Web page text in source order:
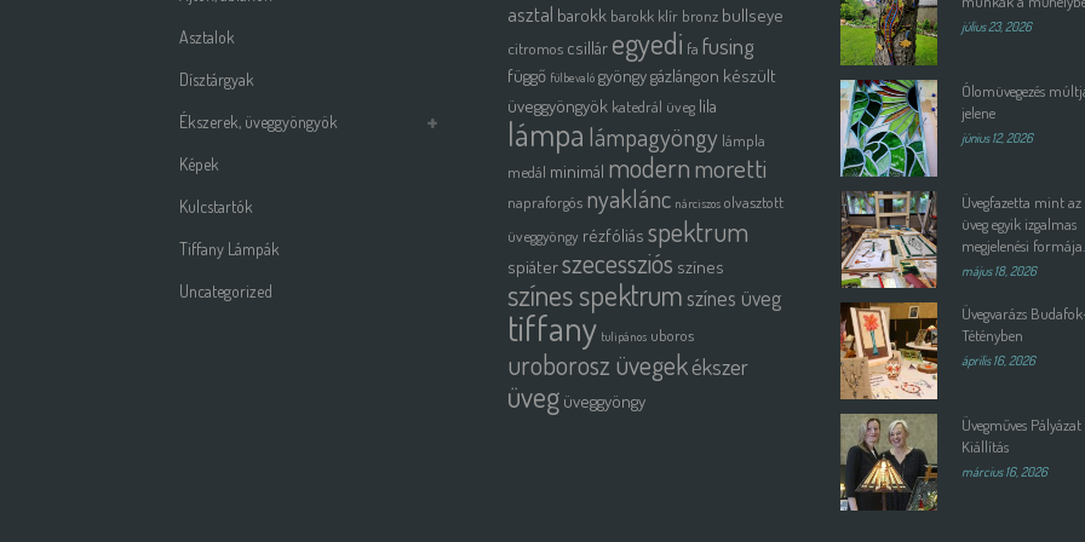
Asztalok
Dísztárgyak
Ékszerek, üveggyöngyök
Képek
Kulcstartók
Tiffany Lámpák
Uncategorized
asztal barokk barokk klír bronz bullseye
citromos csillár egyedi fa fusing
függő fülbevaló gyöngygázlángon készült
üveggyöngyök katedrál üveg lila
lámpa lámpagyöngy lámpla
medál minimál modernmoretti
napraforgós nyaklánc nárciszos olvasztott
üveggyöngy rézfóliás spektrum
spiáterszecessziós színes
színes spektrumszínes üveg
tiffany tulipános uboros
uroborosz üvegekékszer
üveg üveggyöngy
július 23, 2026
Ólomüvegezés
jelene
június 12, 2026
Üvegfazetta mint az
üveg egyik izgalmas
megjelenési formája.
május 18, 2026
Üvegvarázs
Tétényben
április 16, 2026
Üvegműves Pályázat
Kiállítás
március 16, 2026